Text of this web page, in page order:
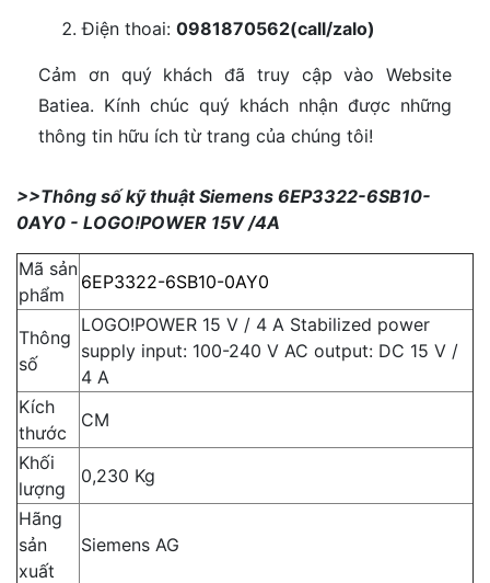
Điện thoai: 0981870562(call/zalo)
Cảm ơn quý khách đã truy cập vào Website
Batiea. Kính chúc quý khách nhận được những
thông tin hữu ích từ trang của chúng tôi!
>>Thông số kỹ thuật Siemens 6EP3322-6SB10-
0AY0 - LOGO!POWER 15V /4A
Mã sản
phẩm
6EP3322-6SB10-0AY0
Thông
số
LOGO!POWER 15 V / 4 A Stabilized power
supply input: 100-240 V AC output: DC 15 V /
4 A
Kích
thước
CM
Khối
lượng
0,230 Kg
Hãng
sản
xuất
Siemens AG